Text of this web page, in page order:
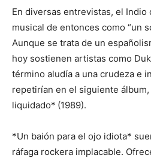
En diversas entrevistas, el
musical de entonces como “un
Aunque se trata de un
hoy sostienen artistas como
término aludía a una crudeza e
repetirían en el siguiente álbum,
liquidado* (1989).
*Un baión para el ojo idiota*
ráfaga rockera implacable.